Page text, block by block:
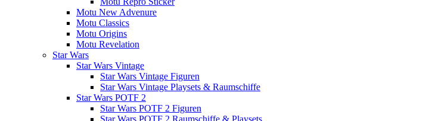
Motu New Advenure
Motu Classics
Motu Origins
Motu Revelation
Star Wars
Star Wars Vintage
Star Wars Vintage Figuren
Star Wars Vintage Playsets & Raumschiffe
Star Wars POTF 2
Star Wars POTF 2 Figuren
Star Wars POTF 2 Raumschiffe & Playsets